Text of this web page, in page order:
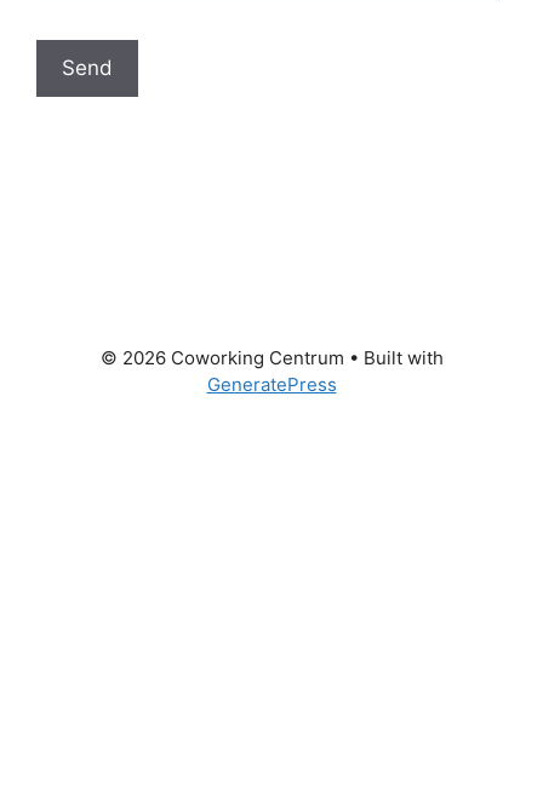
© 2026 Coworking Centrum • Built with
GeneratePress